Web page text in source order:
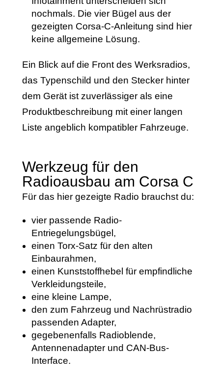
nochmals. Die vier Bügel aus der
gezeigten Corsa-C-Anleitung sind hier
keine allgemeine Lösung.
Ein Blick auf die Front des Werksradios,
das Typenschild und den Stecker hinter
dem Gerät ist zuverlässiger als eine
Produktbeschreibung mit einer langen
Liste angeblich kompatibler Fahrzeuge.
Werkzeug für den
Radioausbau am Corsa C
Für das hier gezeigte Radio brauchst du:
vier passende Radio-
Entriegelungsbügel,
einen Torx-Satz für den alten
Einbaurahmen,
einen Kunststoffhebel für empfindliche
Verkleidungsteile,
eine kleine Lampe,
den zum Fahrzeug und Nachrüstradio
passenden Adapter,
gegebenenfalls Radioblende,
Antennenadapter und CAN-Bus-
Interface.